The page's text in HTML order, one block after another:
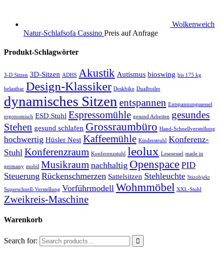
Wolkenweich
Natur-Schlafsofa Cassino Preis auf Anfrage
Produkt-Schlagwörter
3-D Sitzen 3D-Sitzen ADHS Akustik Autismus bioswing bis 175 kg
belastbar Design-Klassiker Deskbike Dualboiler
dynamisches Sitzen entspannen Entspannungssessel
ergonomisch ESD Stuhl Espressomühle gesund Arbeiten gesundes
Stehen gesund schlafen Grossraumbüro Hand-Schnellverstellung
hochwertig Hüsler Nest Kaffeemühle Kinderstruhl Konferenz-
Stuhl Konferenzraum Konferenzstuhl leolux Lesesessel made in
germany mobil Musikraum nachhaltig Openspace PID
Steuerung Rückenschmerzen Sattelsitzen Stehleuchte Stizobjekt
Superschnell-Verstellung Vorführmodell Wohmmöbel XXL-Stuhl
Zweikreis-Maschine
Warenkorb
Search for: